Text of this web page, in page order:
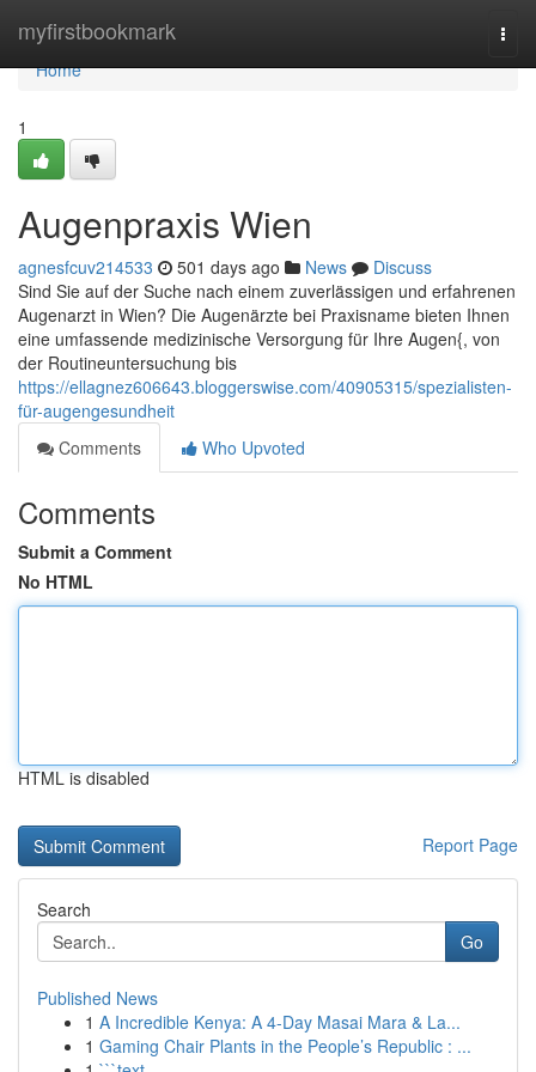
myfirstbookmark
Home
Home
1
Augenpraxis Wien
agnesfcuv214533 501 days ago News
Discuss
Sind Sie auf der Suche nach einem zuverlässigen und erfahrenen
Augenarzt in Wien? Die Augenärzte bei Praxisname bieten Ihnen
eine umfassende medizinische Versorgung für Ihre Augen{, von
der Routineuntersuchung bis
https://ellagnez606643.bloggerswise.com/40905315/spezialisten-
für-augengesundheit
Comments
Who Upvoted
Comments
Submit a Comment
No HTML
HTML is disabled
Report Page
Search
Go
Published News
1 A Incredible Kenya: A 4-Day Masai Mara & La...
1 Gaming Chair Plants in the People’s Republic : ...